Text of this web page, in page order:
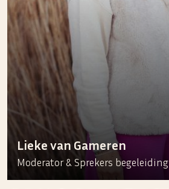
Lieke van Gameren
Moderator & Sprekers begeleiding